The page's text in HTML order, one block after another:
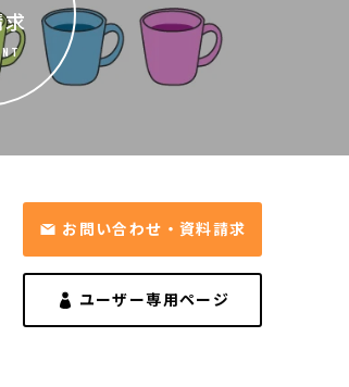
お問い合わせ・資料請求
ユーザー専用ページ